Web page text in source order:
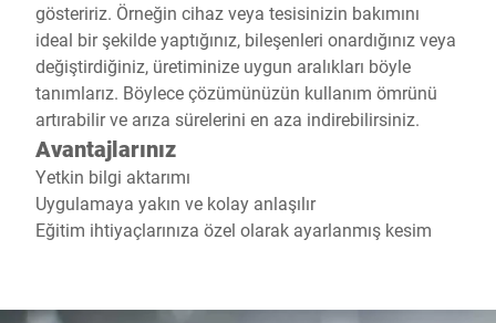
gösteririz. Örneğin cihaz veya tesisinizin bakımını
ideal bir şekilde yaptığınız, bileşenleri onardığınız veya
değiştirdiğiniz, üretiminize uygun aralıkları böyle
tanımlarız. Böylece çözümünüzün kullanım ömrünü
artırabilir ve arıza sürelerini en aza indirebilirsiniz.
Avantajlarınız
Yetkin bilgi aktarımı
Uygulamaya yakın ve kolay anlaşılır
Eğitim ihtiyaçlarınıza özel olarak ayarlanmış kesim